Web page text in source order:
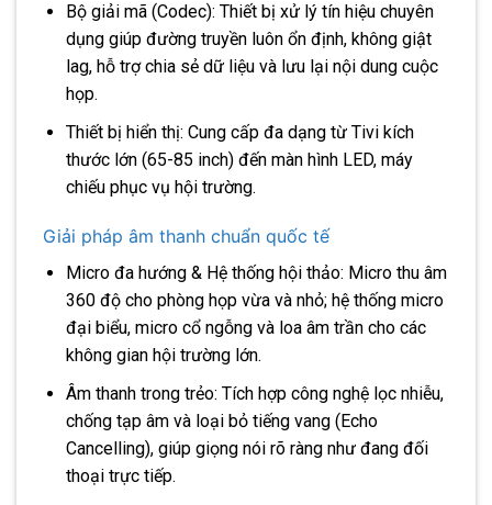
Bộ giải mã (Codec): Thiết bị xử lý tín hiệu chuyên
dụng giúp đường truyền luôn ổn định, không giật
lag, hỗ trợ chia sẻ dữ liệu và lưu lại nội dung cuộc
họp.
Thiết bị hiển thị: Cung cấp đa dạng từ Tivi kích
thước lớn (65-85 inch) đến màn hình LED, máy
chiếu phục vụ hội trường.
Giải pháp âm thanh chuẩn quốc tế
Micro đa hướng & Hệ thống hội thảo: Micro thu âm
360 độ cho phòng họp vừa và nhỏ; hệ thống micro
đại biểu, micro cổ ngỗng và loa âm trần cho các
không gian hội trường lớn.
Âm thanh trong trẻo: Tích hợp công nghệ lọc nhiễu,
chống tạp âm và loại bỏ tiếng vang (Echo
Cancelling), giúp giọng nói rõ ràng như đang đối
thoại trực tiếp.